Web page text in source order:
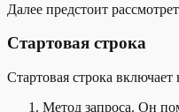
Далее предстоит
Стартовая строка
Стартовая строка включает
Метод запроса. Он